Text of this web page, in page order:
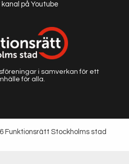
kanal på Youtube
i samverkan för ett
för alla.
Funktionsrätt Stockholms stad